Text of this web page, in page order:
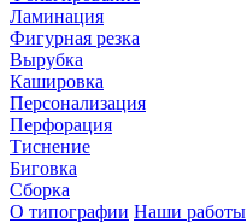
Ламинация
Фигурная резка
Вырубка
Кашировка
Персонализация
Перфорация
Тиснение
Биговка
Сборка
О типографии Наши работы